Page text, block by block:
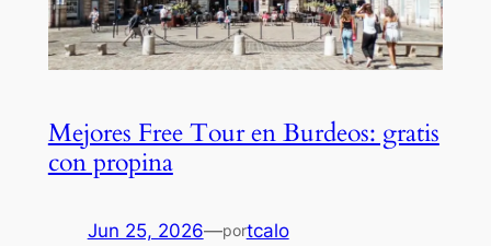
Mejores Free Tour en Burdeos: gratis
con propina
Jun 25, 2026—portcalo